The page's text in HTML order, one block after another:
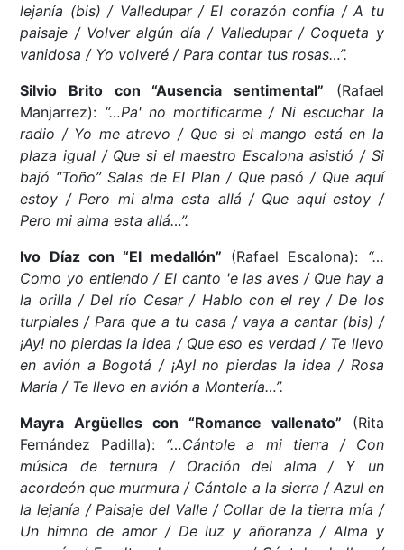
lejanía (bis) / Valledupar / El corazón confía / A tu
paisaje / Volver algún día / Valledupar / Coqueta y
vanidosa / Yo volveré / Para contar tus rosas…”.
Silvio Brito con “Ausencia sentimental” (Rafael
Manjarrez): “…Pa' no mortificarme / Ni escuchar la
radio / Yo me atrevo / Que si el mango está en la
plaza igual / Que si el maestro Escalona asistió / Si
bajó “Toño” Salas de El Plan / Que pasó / Que aquí
estoy / Pero mi alma esta allá / Que aquí estoy /
Pero mi alma esta allá…”.
Ivo Díaz con “El medallón” (Rafael Escalona): “…
Como yo entiendo / El canto 'e las aves / Que hay a
la orilla / Del río Cesar / Hablo con el rey / De los
turpiales / Para que a tu casa / vaya a cantar (bis) /
¡Ay! no pierdas la idea / Que eso es verdad / Te llevo
en avión a Bogotá / ¡Ay! no pierdas la idea / Rosa
María / Te llevo en avión a Montería…”.
Mayra Argüelles con “Romance vallenato” (Rita
Fernández Padilla): “…Cántole a mi tierra / Con
música de ternura / Oración del alma / Y un
acordeón que murmura / Cántole a la sierra / Azul en
la lejanía / Paisaje del Valle / Collar de la tierra mía /
Un himno de amor / De luz y añoranza / Alma y